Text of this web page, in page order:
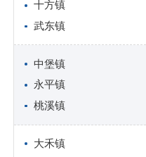
十方镇
武东镇
中堡镇
永平镇
桃溪镇
大禾镇